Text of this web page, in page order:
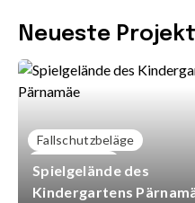
Neueste
Fallschutzbeläge
Spielgelände des
Kindergartens